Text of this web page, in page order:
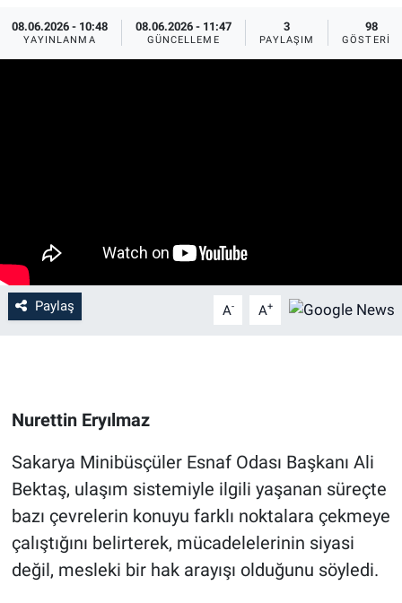
08.06.2026 - 10:48
YAYINLANMA
08.06.2026 - 11:47
GÜNCELLEME
3
PAYLAŞIM
98
GÖSTERIM
Paylaş A- A+
Nurettin Eryılmaz
Sakarya Minibüsçüler Esnaf Odası Başkanı Ali
Bektaş, ulaşım sistemiyle ilgili yaşanan süreçte
bazı çevrelerin konuyu farklı noktalara çekmeye
çalıştığını belirterek, mücadelelerinin siyasi
değil, mesleki bir hak arayışı olduğunu söyledi.